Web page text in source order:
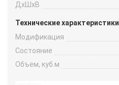
ДxШxВ
Технические характеристики
Модификация
Состояние
Объем, куб.м